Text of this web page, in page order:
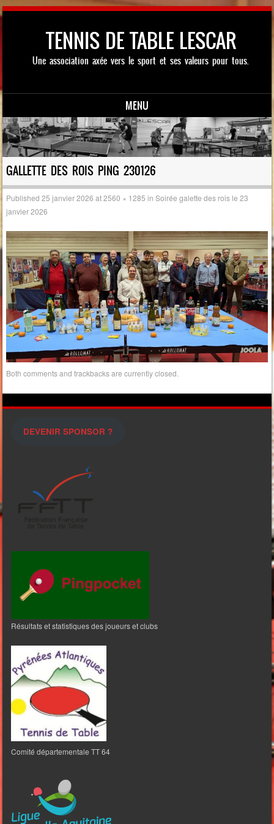
TENNIS DE TABLE LESCAR
Une association axée vers le sport et ses valeurs pour tous.
MENU
Skip to content
GALLETTE DES ROIS PING 230126
Published25 janvier 2026 at2560 × 1285 inSoirée galette des rois le 23
janvier 2026
Both comments and trackbacks are currently closed.
DEVENIR SPONSOR ?
Résultats et statistiques des joueurs et clubs
Comité départementale TT 64